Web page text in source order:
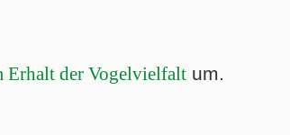
Erhalt der Vogelvielfaltum.